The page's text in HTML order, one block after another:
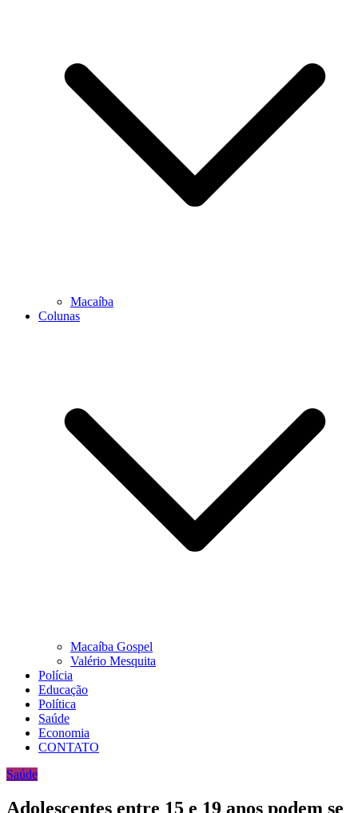
Macaíba
Colunas
Macaíba Gospel
Valério Mesquita
Polícia
Educação
Política
Saúde
Economia
CONTATO
Saúde
Adolescentes entre 15 e 19 anos podem se